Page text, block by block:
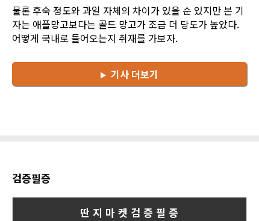
물론 후숙 정도와 과일 자체의 차이가 있을 순 있지만 본 기
자는 애플망고보다는 골드 망고가 조금 더 당도가 높았다.
어떻게 국내로 들어오는지 취재를 가보자.
기사 더보기
검증필증
딴 지 마 켓 검 증 필 증